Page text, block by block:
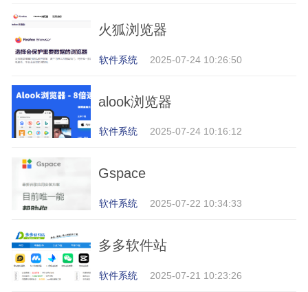
火狐浏览器
软件系统 2025-07-24 10:26:50
alook浏览器
软件系统 2025-07-24 10:16:12
Gspace
软件系统 2025-07-22 10:34:33
多多软件站
软件系统 2025-07-21 10:23:26